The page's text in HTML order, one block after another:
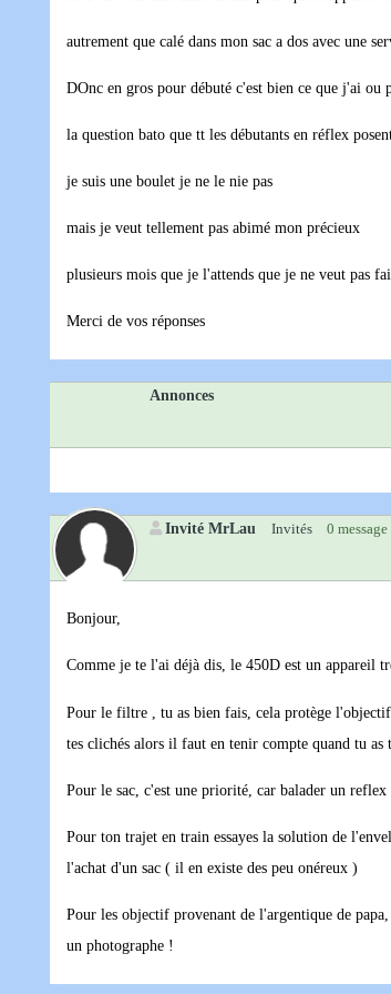
autrement que calé dans mon sac a dos avec une
DOnc en gros pour débuté c'est bien ce que j'ai ou
la question bato que tt les débutants en réflex
je suis une boulet je ne le nie pas
mais je veut tellement pas abimé mon précieux
plusieurs mois que je l'attends que je ne veut pas
Merci de vos réponses
Annonces
Invité MrLau Invités 0 message
Bonjour,
Comme je te l'ai déjà dis, le 450D est un appareil
Pour le filtre , tu as bien fais, cela protège l'objectif
tes clichés alors il faut en tenir compte quand tu
Pour le sac, c'est une priorité, car balader un
Pour ton trajet en train essayes la solution de
l'achat d'un sac ( il en existe des peu onéreux )
Pour les objectif provenant de l'argentique de
un photographe !